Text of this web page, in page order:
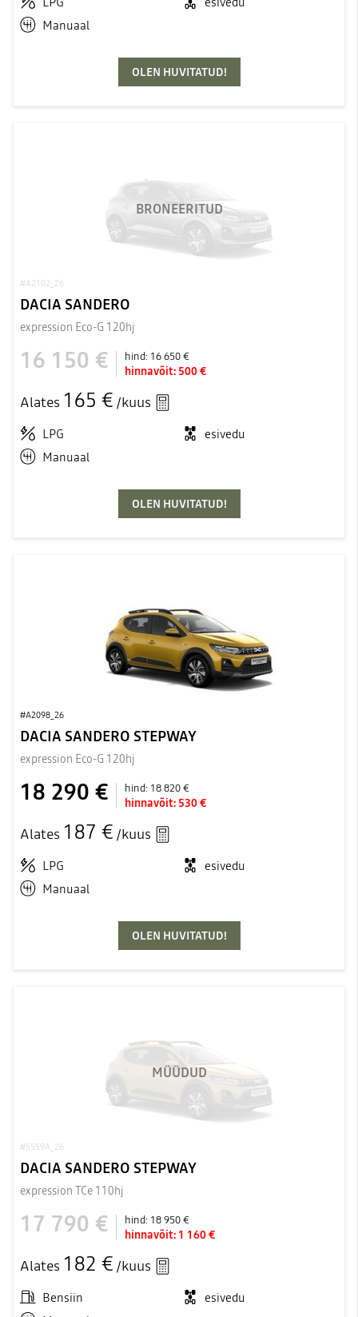
Manuaal
OLEN HUVITATUD!
#A2102_26
BRONEERITUD
DACIA SANDERO
expression Eco-G 120hj
16 150 € hind: 16 650 €
hinnavõit: 500 €
Alates 165 € /kuus
LPG
esivedu
Manuaal
OLEN HUVITATUD!
#A2098_26
DACIA SANDERO STEPWAY
expression Eco-G 120hj
18 290 € hind: 18 820 €
hinnavõit: 530 €
Alates 187 € /kuus
LPG
esivedu
Manuaal
OLEN HUVITATUD!
#5559A_26
MÜÜDUD
DACIA SANDERO STEPWAY
expression TCe 110hj
17 790 € hind: 18 950 €
hinnavõit: 1 160 €
Alates 182 € /kuus
Bensiin
esivedu